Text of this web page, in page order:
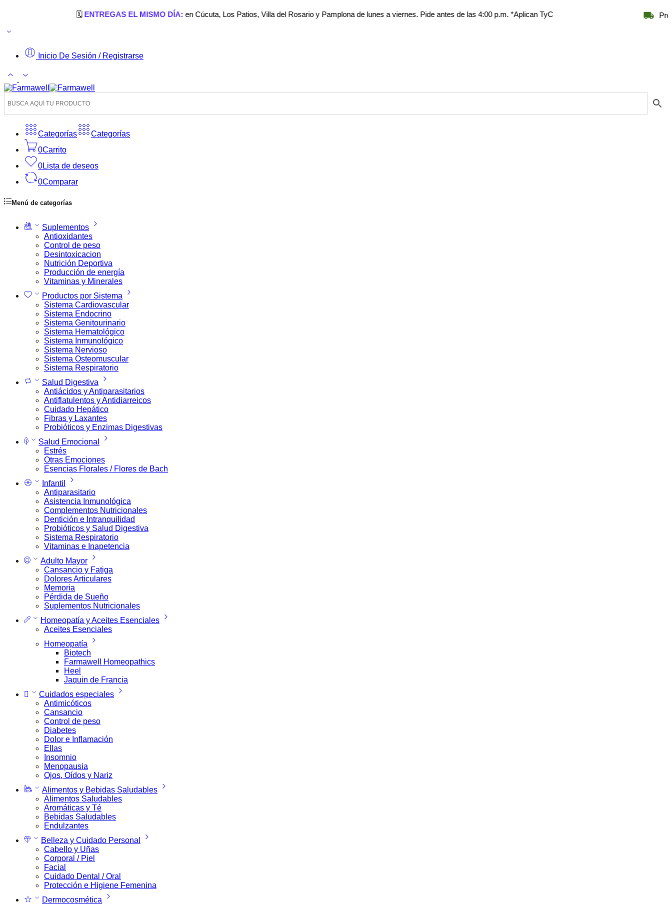
ENTREGAS EL MISMO DÍA:en Cúcuta, Los Patios, Villa del Rosario y Pamplona de lunes a viernes. Pide antes de las 4:00 p.m. *Aplican TyC Productos
Inicio De Sesión / Registrarse
Categorías
Categorías
0Carrito
0Lista de deseos
0Comparar
Menú de categorías
Suplementos
Antioxidantes
Control de peso
Desintoxicacion
Nutrición Deportiva
Producción de energía
Vitaminas y Minerales
Productos por Sistema
Sistema Cardiovascular
Sistema Endocrino
Sistema Genitourinario
Sistema Hematológico
Sistema Inmunológico
Sistema Nervioso
Sistema Osteomuscular
Sistema Respiratorio
Salud Digestiva
Antiácidos y Antiparasitarios
Antiflatulentos y Antidiarreicos
Cuidado Hepático
Fibras y Laxantes
Probióticos y Enzimas Digestivas
Salud Emocional
Estrés
Otras Emociones
Esencias Florales / Flores de Bach
Infantil
Antiparasitario
Asistencia Inmunológica
Complementos Nutricionales
Dentición e Intranquilidad
Probióticos y Salud Digestiva
Sistema Respiratorio
Vitaminas e Inapetencia
Adulto Mayor
Cansancio y Fatiga
Dolores Articulares
Memoria
Pérdida de Sueño
Suplementos Nutricionales
Homeopatía y Aceites Esenciales
Aceites Esenciales
Homeopatía
Biotech
Farmawell Homeopathics
Heel
Jaquin de Francia
Cuidados especiales
Antimicóticos
Cansancio
Control de peso
Diabetes
Dolor e Inflamación
Ellas
Insomnio
Menopausia
Ojos, Oídos y Nariz
Alimentos y Bebidas Saludables
Alimentos Saludables
Aromáticas y Té
Bebidas Saludables
Endulzantes
Belleza y Cuidado Personal
Cabello y Uñas
Corporal / Piel
Facial
Cuidado Dental / Oral
Protección e Higiene Femenina
Dermocosmética